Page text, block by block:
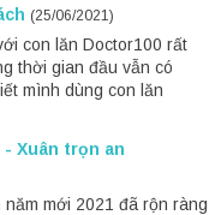
(25/06/2021)
con lăn Doctor100 rất
thời gian đầu vẫn có
mình dùng con lăn
Xuân trọn an
mới 2021 đã rộn ràng